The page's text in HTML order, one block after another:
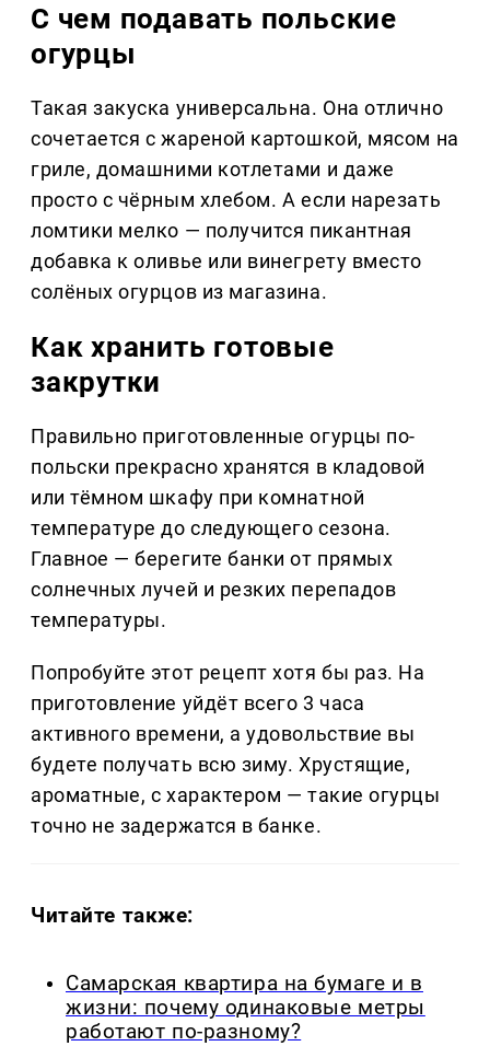
С чем подавать польские
огурцы
Такая закуска универсальна. Она отлично
сочетается с жареной картошкой, мясом на
гриле, домашними котлетами и даже
просто с чёрным хлебом. А если нарезать
ломтики мелко — получится пикантная
добавка к оливье или винегрету вместо
солёных огурцов из магазина.
Как хранить готовые
закрутки
Правильно приготовленные огурцы по-
польски прекрасно хранятся в кладовой
или тёмном шкафу при комнатной
температуре до следующего сезона.
Главное — берегите банки от прямых
солнечных лучей и резких перепадов
температуры.
Попробуйте этот рецепт хотя бы раз. На
приготовление уйдёт всего 3 часа
активного времени, а удовольствие вы
будете получать всю зиму. Хрустящие,
ароматные, с характером — такие огурцы
точно не задержатся в банке.
Читайте также:
Самарская квартира на бумаге и в
жизни: почему одинаковые метры
работают по-разному?